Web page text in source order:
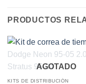
PRODUCTOS
AGOTADO
KITS DE DISTRIBUCIÓN